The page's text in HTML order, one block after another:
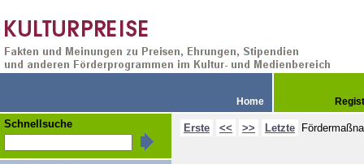
Home
Erste << >> Letzte
Schnellsuche